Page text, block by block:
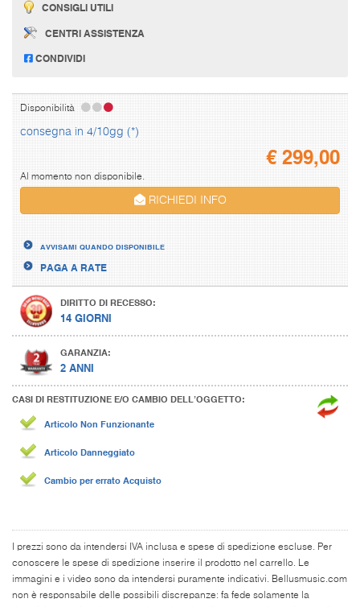
CONSIGLI UTILI
CENTRI ASSISTENZA
CONDIVIDI
Disponibilità
consegna in 4/10gg (*)
€299,00
Al momento non disponibile.
RICHIEDI INFO
AVVISAMI QUANDO DISPONIBILE
PAGA A RATE
DIRITTO DI RECESSO:
14 GIORNI
GARANZIA:
2 ANNI
CASI DI RESTITUZIONE E/O CAMBIO DELL’OGGETTO:
Articolo Non Funzionante
Articolo Danneggiato
Cambio per errato Acquisto
I prezzi sono da intendersi IVA inclusa e spese di spedizione escluse. Per
conoscere le spese di spedizione inserire il prodotto nel carrello. Le
immagini e i video sono da intendersi puramente indicativi. Bellusmusic.com
non è responsabile delle possibili discrepanze: fa fede solamente la